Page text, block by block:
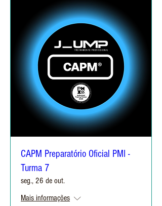
CAPM Preparatório Oficial PMI -
Turma 7
seg., 26 de out.
Mais informações